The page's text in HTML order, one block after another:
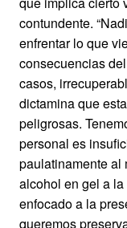
contundente.
enfrentar lo que
consecuencias
casos,
dictamina que
peligrosas.
personal es
paulatinamente al
alcohol en gel a
enfocado a la
queremos